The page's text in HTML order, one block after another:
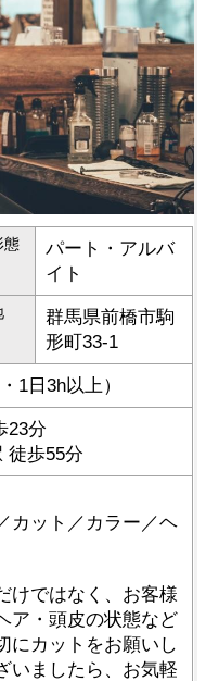
態
パート・アルバ
イト
群馬県前橋市駒
形町33-1
1日3h以上）
23分
徒歩55分
カット／カラー／ヘ
けではなく、お客様
ア・頭皮の状態など
にカットをお願いし
いましたら、お気軽